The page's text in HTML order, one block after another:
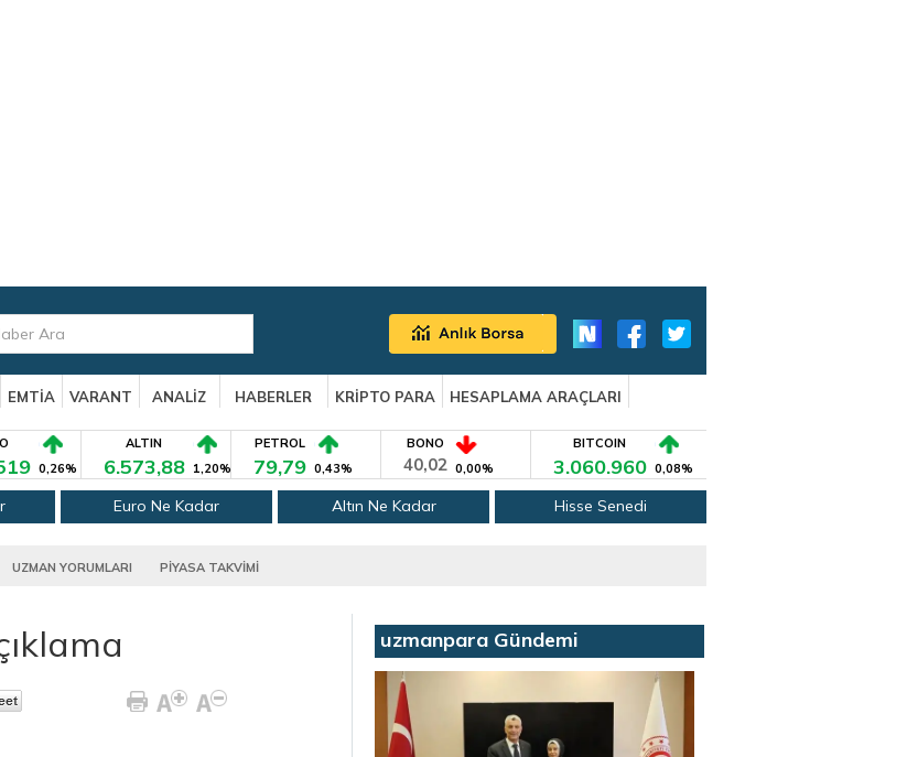
EMTİA VARANT ANALİZ HABERLER KRİPTO PARA
HESAPLAMA ARAÇLARI
0,26%
ALTIN
6.573,88 1,20%
PETROL
79,79 0,43%
BONO
40,02 0,00%
BITCOIN
3.060.960 0,08%
Euro Ne Kadar Altın Ne Kadar Hisse Senedi
UZMAN YORUMLARI PİYASA TAKVİMİ
uzmanpara Gündemi